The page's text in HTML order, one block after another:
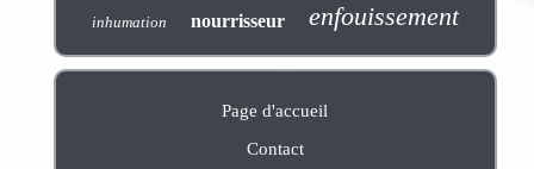
inhumation nourrisseur enfouissement
Page d'accueil
Contact